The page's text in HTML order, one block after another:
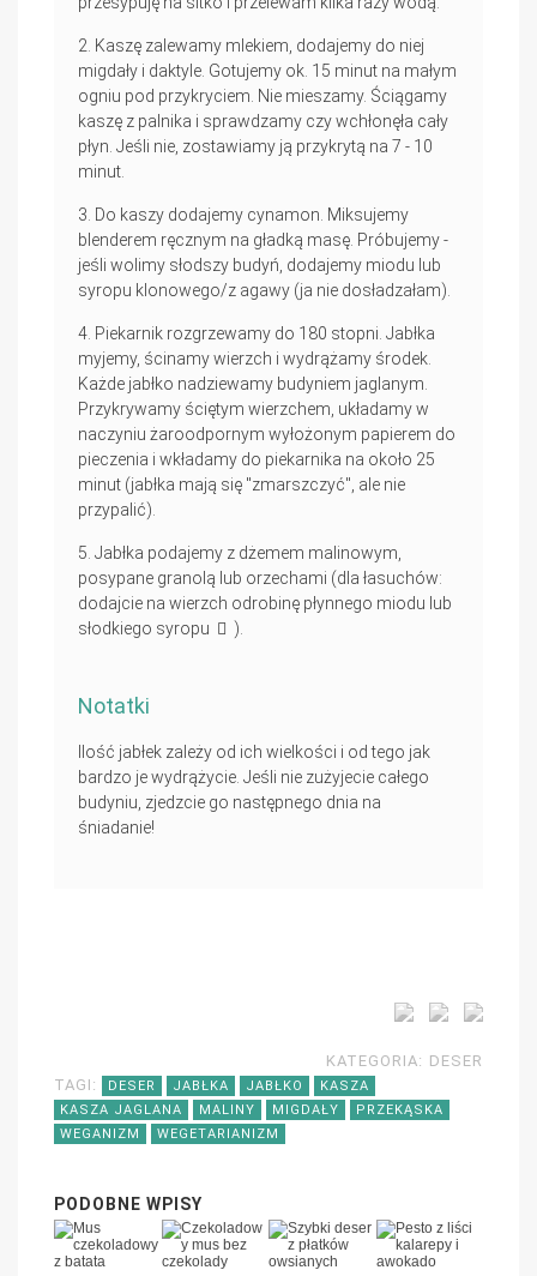
Kaszę zalewamy mlekiem, dodajemy do niej
migdały i daktyle. Gotujemy ok. 15 minut na małym
ogniu pod przykryciem. Nie mieszamy. Ściągamy
kaszę z palnika i sprawdzamy czy wchłonęła cały
płyn. Jeśli nie, zostawiamy ją przykrytą na 7 - 10
minut.
Do kaszy dodajemy cynamon. Miksujemy
blenderem ręcznym na gładką masę. Próbujemy -
jeśli wolimy słodszy budyń, dodajemy miodu lub
syropu klonowego/z agawy (ja nie dosładzałam).
Piekarnik rozgrzewamy do 180 stopni. Jabłka
myjemy, ścinamy wierzch i wydrążamy środek.
Każde jabłko nadziewamy budyniem jaglanym.
Przykrywamy ściętym wierzchem, układamy w
naczyniu żaroodpornym wyłożonym papierem do
pieczenia i wkładamy do piekarnika na około 25
minut (jabłka mają się "zmarszczyć", ale nie
przypalić).
Jabłka podajemy z dżemem malinowym,
posypane granolą lub orzechami (dla łasuchów:
dodajcie na wierzch odrobinę płynnego miodu lub
słodkiego syropu
).
Notatki
Ilość jabłek zależy od ich wielkości i od tego jak
bardzo je wydrążycie. Jeśli nie zużyjecie całego
budyniu, zjedzcie go następnego dnia na
śniadanie!
DESER
KATEGORIA:
TAGI:
DESER JABŁKA JABŁKO
KASZA
KASZA JAGLANA
MALINY MIGDAŁY
PRZEKĄSKA
WEGANIZM
WEGETARIANIZM
PODOBNE WPISY